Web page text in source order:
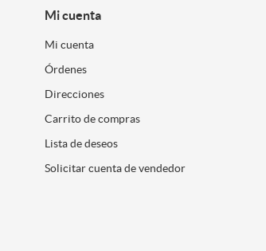
Mi cuenta
Mi cuenta
Órdenes
Direcciones
Carrito de compras
Lista de deseos
Solicitar cuenta de vendedor